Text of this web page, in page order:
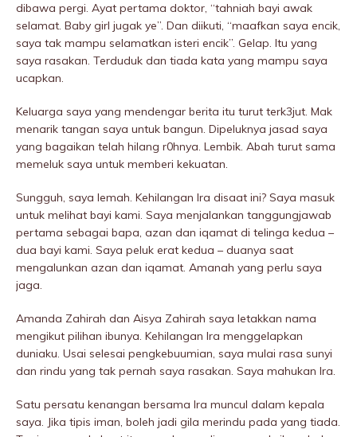
dibawa pergi. Ayat pertama doktor, “tahniah bayi awak
selamat. Baby girl jugak ye”. Dan diikuti, “maafkan saya encik,
saya tak mampu selamatkan isteri encik”. Gelap. Itu yang
saya rasakan. Terduduk dan tiada kata yang mampu saya
ucapkan.
Keluarga saya yang mendengar berita itu turut terk3jut. Mak
menarik tangan saya untuk bangun. DipeIuknya jasad saya
yang bagaikan telah hilang r0hnya. Lembik. Abah turut sama
memeIuk saya untuk memberi kekuatan.
Sungguh, saya lemah. Kehilangan Ira disaat ini? Saya masuk
untuk melihat bayi kami. Saya menjalankan tanggungjawab
pertama sebagai bapa, azan dan iqamat di telinga kedua –
dua bayi kami. Saya peIuk erat kedua – duanya saat
mengalunkan azan dan iqamat. Amanah yang perlu saya
jaga.
Amanda Zahirah dan Aisya Zahirah saya letakkan nama
mengikut pilihan ibunya. Kehilangan Ira menggelapkan
duniaku. Usai selesai pengkebuumian, saya mulai rasa sunyi
dan rindu yang tak pernah saya rasakan. Saya mahukan Ira.
Satu persatu kenangan bersama Ira muncul dalam kepala
saya. Jika tipis iman, boleh jadi giIa merindu pada yang tiada.